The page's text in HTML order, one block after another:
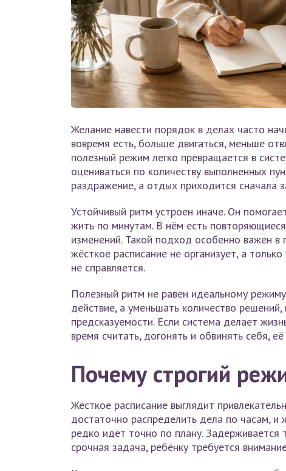
Желание навести порядок в делах часто
вовремя есть, больше двигаться, меньше
полезный режим легко превращается в
оцениваться по количеству выполненных
раздражение, а отдых приходится сначала
Устойчивый ритм устроен иначе. Он
жить по минутам. В нём есть
изменений. Такой подход особенно важен в
жёсткое расписание не организует, а
не справляется.
Полезный ритм не равен идеальному
действие, а уменьшать количество
предсказуемости. Если система делает
время считать, догонять и обвинять себя,
Почему строгий
Жёсткое расписание выглядит
достаточно распределить дела по часам,
редко идёт точно по плану. Задерживается
срочная задача, ребёнку требуется